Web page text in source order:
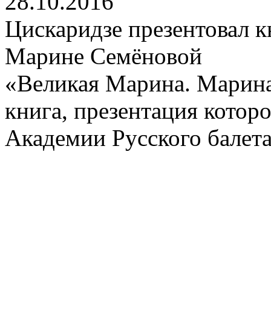
Цискаридзе презентовал
Марине Семёновой
«Великая Марина.
книга, презентация
Академии Русского